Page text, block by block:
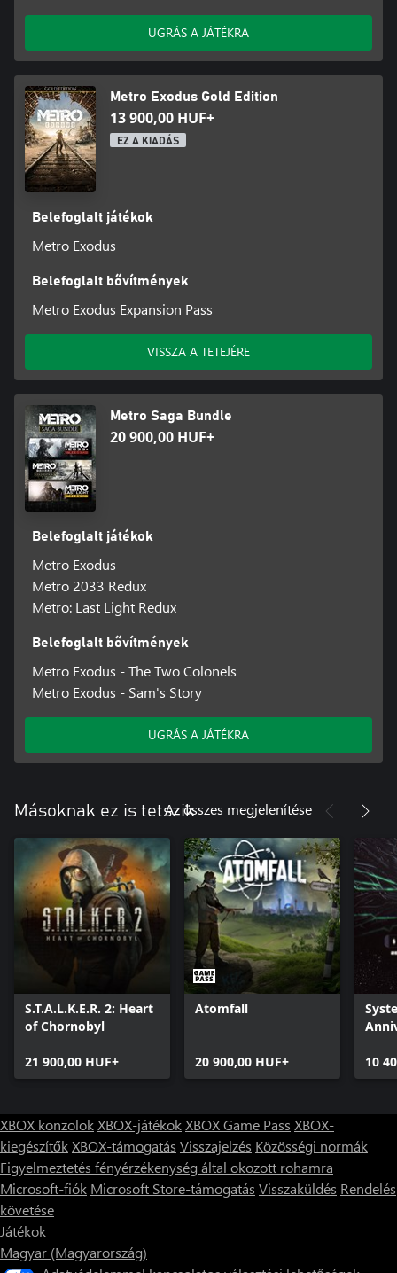
UGRÁS A JÁTÉKRA
Metro Exodus Gold Edition
13 900,00 HUF+
EZ A KIADÁS
Belefoglalt játékok
Metro Exodus
Belefoglalt bővítmények
Metro Exodus Expansion Pass
VISSZA A TETEJÉRE
Metro Saga Bundle
20 900,00 HUF+
Belefoglalt játékok
Metro Exodus
Metro 2033 Redux
Metro: Last Light Redux
Belefoglalt bővítmények
Metro Exodus - The Two Colonels
Metro Exodus - Sam's Story
UGRÁS A JÁTÉKRA
Másoknak ez is tetszikAz összes megjelenítése
S.T.A.L.K.E.R. 2: Heart
of Chornobyl
21 900,00 HUF+
Atomfall
20 900,00 HUF+
10
XBOX konzolokXBOX-játékokXBOX Game Pass XBOX-
kiegészítőkXBOX-támogatás Visszajelzés Közösségi normák
Figyelmeztetés fényérzékenység által okozott rohamra
Microsoft-fiók Microsoft Store-támogatás Visszaküldés Rendelés
követése
Játékok
Magyar (Magyarország)